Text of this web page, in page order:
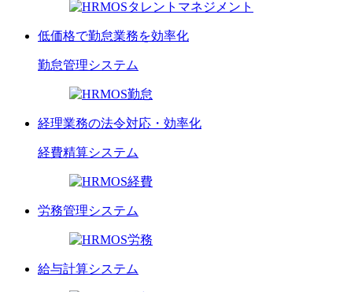
低価格で勤怠業務を効率化
勤怠管理システム
経理業務の法令対応・効率化
経費精算システム
労務管理システム
給与計算システム